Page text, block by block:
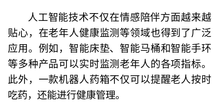
人工智能技术不仅在情感陪伴方面越来越
贴心，在老年人健康监测等领域也得到了广泛
应用。例如，智能床垫、智能马桶和智能手环
等多种产品可以实时监测老年人的各项指标。
此外，一款机器人药箱不仅可以提醒老人按时
吃药，还能进行健康管理。